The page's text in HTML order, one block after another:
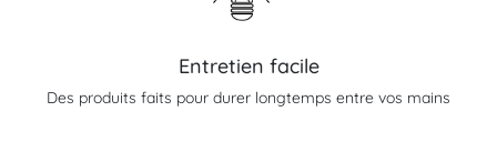
Entretien facile
Des produits faits pour durer longtemps entre vos mains